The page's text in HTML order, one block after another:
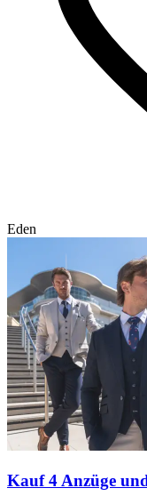
Eden
Kauf 4 Anzüge